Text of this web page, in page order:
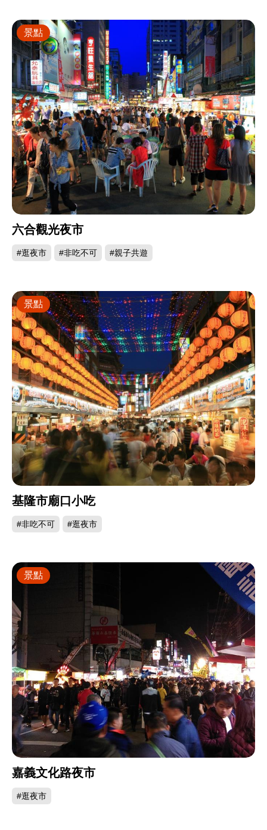
六合觀光夜市
#逛夜市 #非吃不可 #親子共遊
景點
基隆市廟口小吃
#非吃不可 #逛夜市
景點
嘉義文化路夜市
#逛夜市
景點